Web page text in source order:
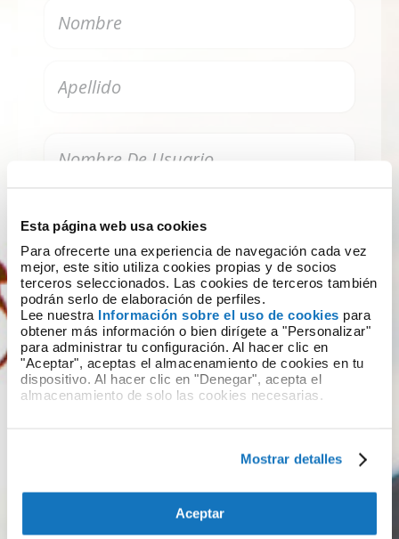
Esta página web usa cookies
Para ofrecerte una experiencia de navegación cada vez
mejor, este sitio utiliza cookies propias y de socios
terceros seleccionados. Las cookies de terceros también
podrán serlo de elaboración de perfiles.
Lee nuestra Información sobre el uso de cookies para
obtener más información o bien dirígete a "Personalizar"
para administrar tu configuración. Al hacer clic en
"Aceptar", aceptas el almacenamiento de cookies en tu
dispositivo. Al hacer clic en "Denegar", acepta el
almacenamiento de solo las cookies necesarias.
Mostrar detalles
Aceptar
vigentes en el estado al que pertenece el
proveedor del servicio.(requerido)
Autorizo No autorizo